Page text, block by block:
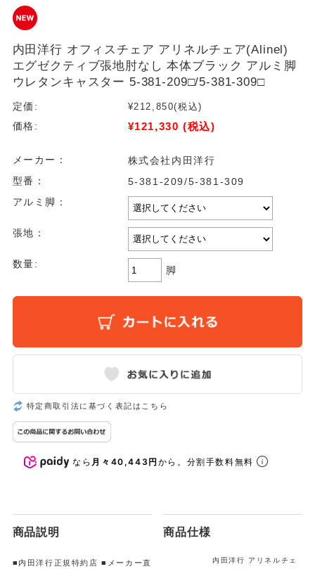
内田洋行 オフィスチェア アリネルチェア(Alinel)
エグゼクティブ張地肘なし 本体ブラック アルミ脚
ウレタンキャスター 5-381-209□/5-381-309□
定価: ¥212,850(税込)
価格:
¥121,330 (税込)
メーカー：
株式会社内田洋行
型番：
5-381-209/5-381-309
アルミ脚：
張地：
数量:
脚
特定商取引法に基づく表記はこちら
なら 月々40,443円から。分割手数料無料
商品説明
■内田洋行正規特約店 ■メーカー直
商品仕様
内田洋行 アリネルチェ